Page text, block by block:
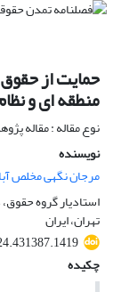
حمایت از
منطقه ای و
نوع مقاله : مقاله
نویسنده
مرجان نگهی مخلص
استادیار گروه
تهران، ایران
چکیده